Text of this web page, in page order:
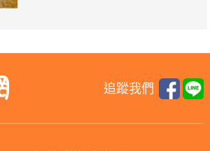
追蹤我們